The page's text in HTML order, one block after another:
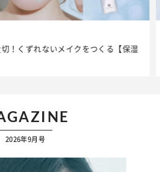
！くずれないメイクをつくる【保湿
2026年9月号